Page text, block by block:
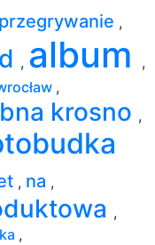
przegrywanie ,
, album
,
,
krosno ,
, na ,
,
,